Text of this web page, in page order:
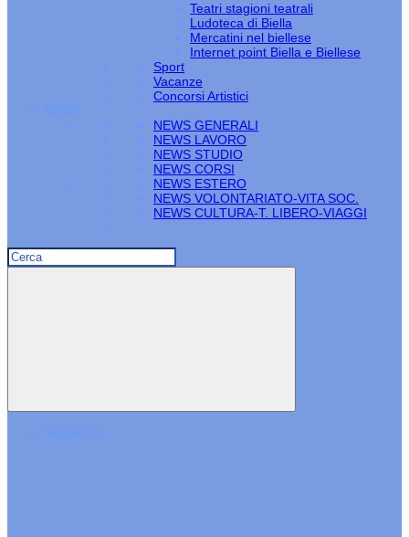
Teatri stagioni teatrali
Ludoteca di Biella
Mercatini nel biellese
Internet point Biella e Biellese
Sport
Vacanze
Concorsi Artistici
NEWS
NEWS GENERALI
NEWS LAVORO
NEWS STUDIO
NEWS CORSI
NEWS ESTERO
NEWS VOLONTARIATO-VITA SOC.
NEWS CULTURA-T. LIBERO-VIAGGI
Seguici su